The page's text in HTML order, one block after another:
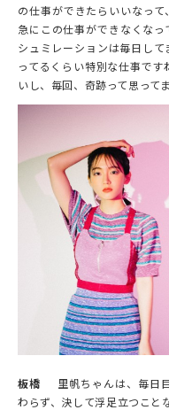
の仕事ができたらいいなって
急にこの仕事ができなくな
シュミレーションは毎日し
ってるくらい特別な仕事で
いし、毎回、奇跡って思ってま
板橋
里帆ちゃんは、毎日
わらず、決して浮足立つこと